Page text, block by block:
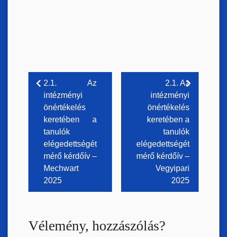
Bejegyzés
navigáció
2.1. Az
intézményi
önértékelés
keretében a
tanulók
elégedettségét
mérő kérdőív –
Mechwart
2025
2.1. Az
intézményi
önértékelés
keretében a
tanulók
elégedettségét
mérő kérdőív –
Vegyipari
2025
Vélemény, hozzászólás?